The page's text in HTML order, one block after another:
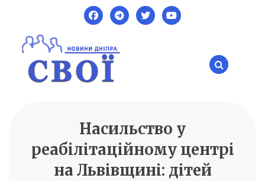
content
SVOI.DP.UA
Новини ДніпраНасильство у
реабілітаційному центрі
на Львівщині: дітей